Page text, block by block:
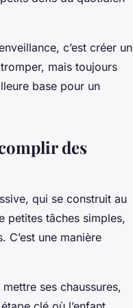
c’est créer un
mais toujours
base pour un
des
qui se construit au
petites tâches simples,
C’est une manière
ses chaussures,